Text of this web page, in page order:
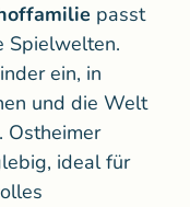
passt
Spielwelten.
ein, in
und die Welt
Ostheimer
ideal für